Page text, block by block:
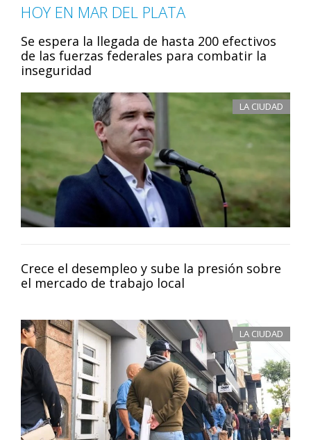
HOY EN MAR DEL PLATA
Se espera la llegada de hasta 200 efectivos
de las fuerzas federales para combatir la
inseguridad
LA CIUDAD
Crece el desempleo y sube la presión sobre
el mercado de trabajo local
LA CIUDAD